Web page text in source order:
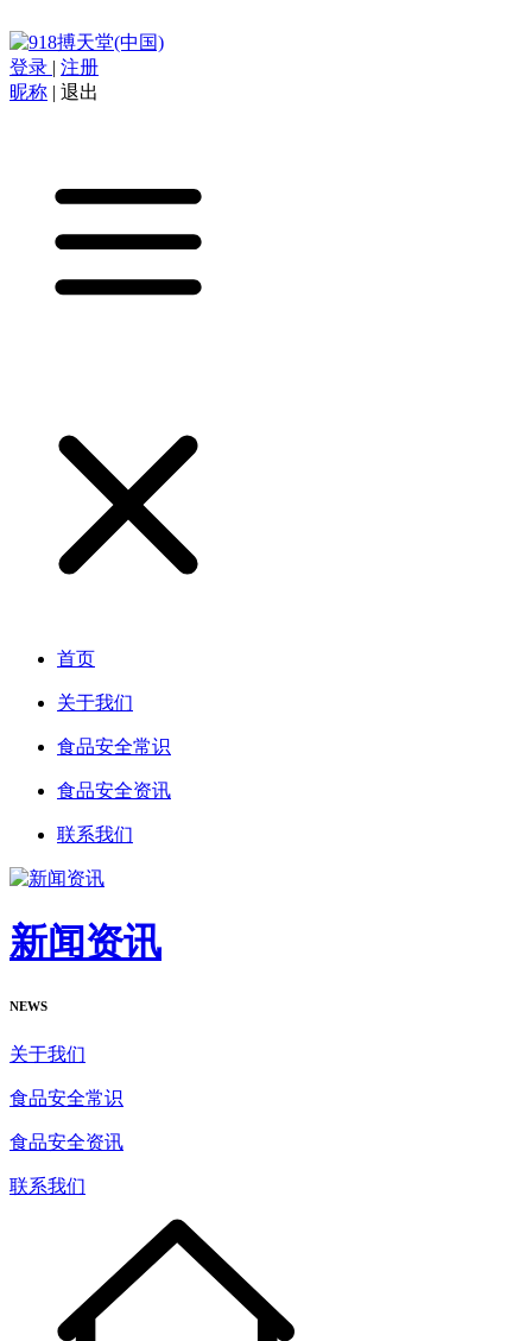
登录 | 注册
昵称 | 退出
首页
关于我们
食品安全常识
食品安全资讯
联系我们
新闻资讯
NEWS
关于我们
食品安全常识
食品安全资讯
联系我们